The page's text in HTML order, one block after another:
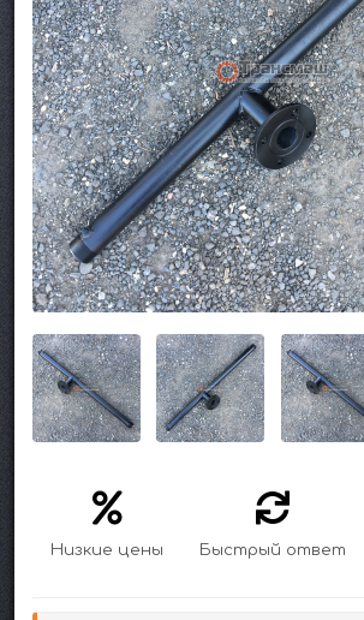
Низкие цены Быстрый ответ